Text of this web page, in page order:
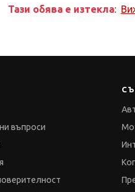
Тази обява е изтекла:
въпроси